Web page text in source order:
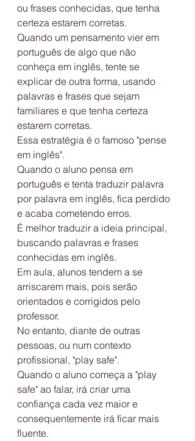
ou frases conhecidas, que tenha
certeza estarem corretas.
Quando um pensamento vier em
português de algo que não
conheça em inglês, tente se
explicar de outra forma, usando
palavras e frases que sejam
familiares e que tenha certeza
estarem corretas.
Essa estratégia é o famoso "pense
em inglês".
Quando o aluno pensa em
português e tenta traduzir palavra
por palavra em inglês, fica perdido
e acaba cometendo erros.
É melhor traduzir a ideia principal,
buscando palavras e frases
conhecidas em inglês.
Em aula, alunos tendem a se
arriscarem mais, pois serão
orientados e corrigidos pelo
professor.
No entanto, diante de outras
pessoas, ou num contexto
profissional, "play safe".
Quando o aluno começa a "play
safe" ao falar, irá criar uma
confiança cada vez maior e
consequentemente irá ficar mais
fluente.